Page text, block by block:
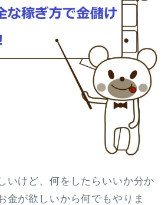
いけど、何をしたらいいか分か
が欲しいから何でもやりま